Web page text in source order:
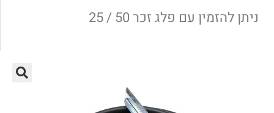
ניתן להזמין עם פלג זכר 50 / 25